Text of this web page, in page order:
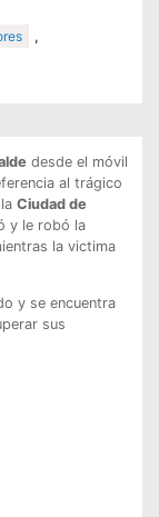
,
desde el móvil
al trágico
Ciudad de
y le robó la
la victima
y se encuentra
sus